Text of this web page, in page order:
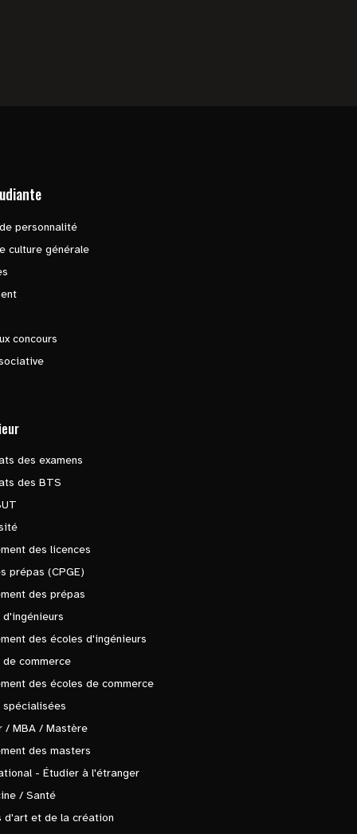
personnalité
culture générale
concours
des examens
des BTS
des licences
prépas (CPGE)
des prépas
d'ingénieurs
des écoles d'ingénieurs
de commerce
des écoles de commerce
spécialisées
/ MBA / Mastère
des masters
- Étudier à l'étranger
/ Santé
d'art et de la création